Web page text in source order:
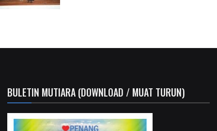
BULETIN MUTIARA (DOWNLOAD / MUAT TURUN)